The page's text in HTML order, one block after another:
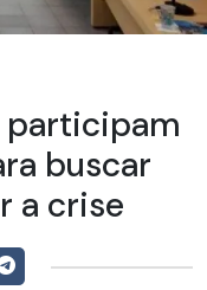
participam
buscar
a crise